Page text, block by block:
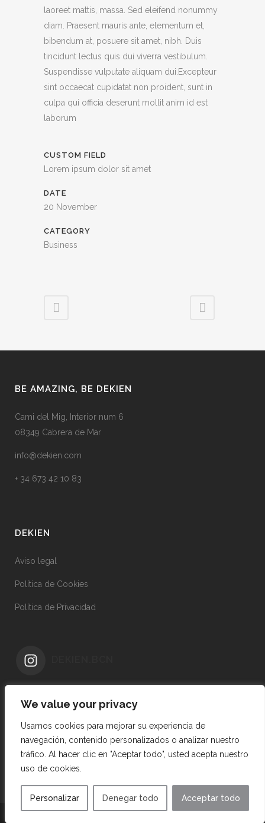
We value your privacy
Usamos cookies para mejorar su experiencia de
navegación, contenido personalizados o analizar nuestro
tráfico. Al hacer clic en "Aceptar todo", usted acepta nuestro
uso de cookies.
Personalizar Denegar todo Acceptar todo
laoreet mattis, massa. Sed eleifend nonummy
diam. Praesent mauris ante, elementum et,
bibendum at, posuere sit amet, nibh. Duis
tincidunt lectus quis dui viverra vestibulum.
Suspendisse vulputate aliquam dui.Excepteur
sint occaecat cupidatat non proident, sunt in
culpa qui officia deserunt mollit anim id est
laborum
CUSTOM FIELD
Lorem ipsum dolor sit amet
DATE
20 November
CATEGORY
Business
BE AMAZING, BE DEKIEN
Cami del Mig, Interior num 6
08349 Cabrera de Mar
info@dekien.com
+ 34 673 42 10 83
DEKIEN
Aviso legal
Política de Cookies
Política de Privacidad
© Copyright 2023 - Dekien